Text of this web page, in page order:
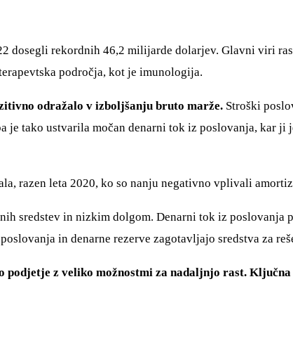
dosegli rekordnih 46,2 milijarde dolarjev. Glavni viri
področja, kot je imunologija.
odražalo v izboljšanju bruto marže. Stroški
je tako ustvarila močan denarni tok iz poslovanja, kar
razen leta 2020, ko so nanju negativno vplivali
sredstev in nizkim dolgom. Denarni tok iz poslovanja
in denarne rezerve zagotavljajo sredstva za
podjetje z veliko možnostmi za nadaljnjo rast.